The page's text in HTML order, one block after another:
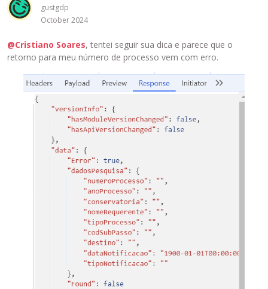
gustgdp
October 2024
@Cristiano Soares, tentei seguir sua dica e parece que o
retorno para meu número de processo vem com erro.